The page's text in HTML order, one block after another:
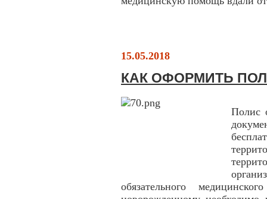
15.05.2018
КАК ОФОРМИТЬ
Полис
обязательного